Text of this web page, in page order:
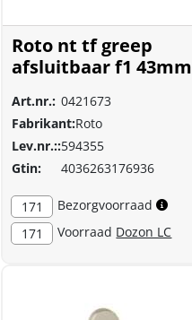
Roto nt tf greep
afsluitbaar f1 43mm
Art.nr.: 0421673
Fabrikant:Roto
Lev.nr.::594355
Gtin:
4036263176936
171
Bezorgvoorraad
171
Voorraad Dozon LC